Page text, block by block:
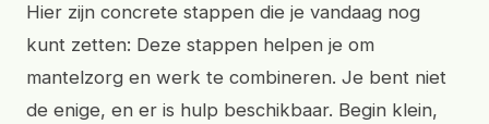
Hier zijn concrete stappen die je vandaag nog
kunt zetten: Deze stappen helpen je om
mantelzorg en werk te combineren. Je bent niet
de enige, en er is hulp beschikbaar. Begin klein,